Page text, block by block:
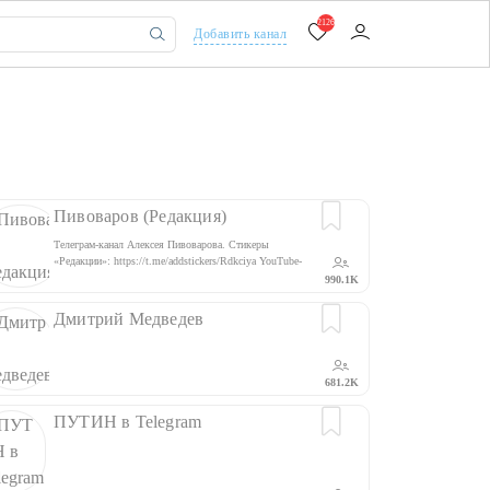
Добавить канал
2126
Пивоваров (Редакция)
Телеграм-канал Алексея Пивоварова. Стикеры
«Редакции»: https://t.me/addstickers/Rdkciya YouTube-
990.1K
Дмитрий Медведев
681.2K
ПУТИН в Telegram